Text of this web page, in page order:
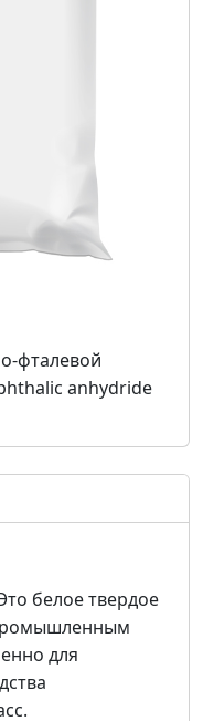
фталевой
anhydride
белое твердое
для